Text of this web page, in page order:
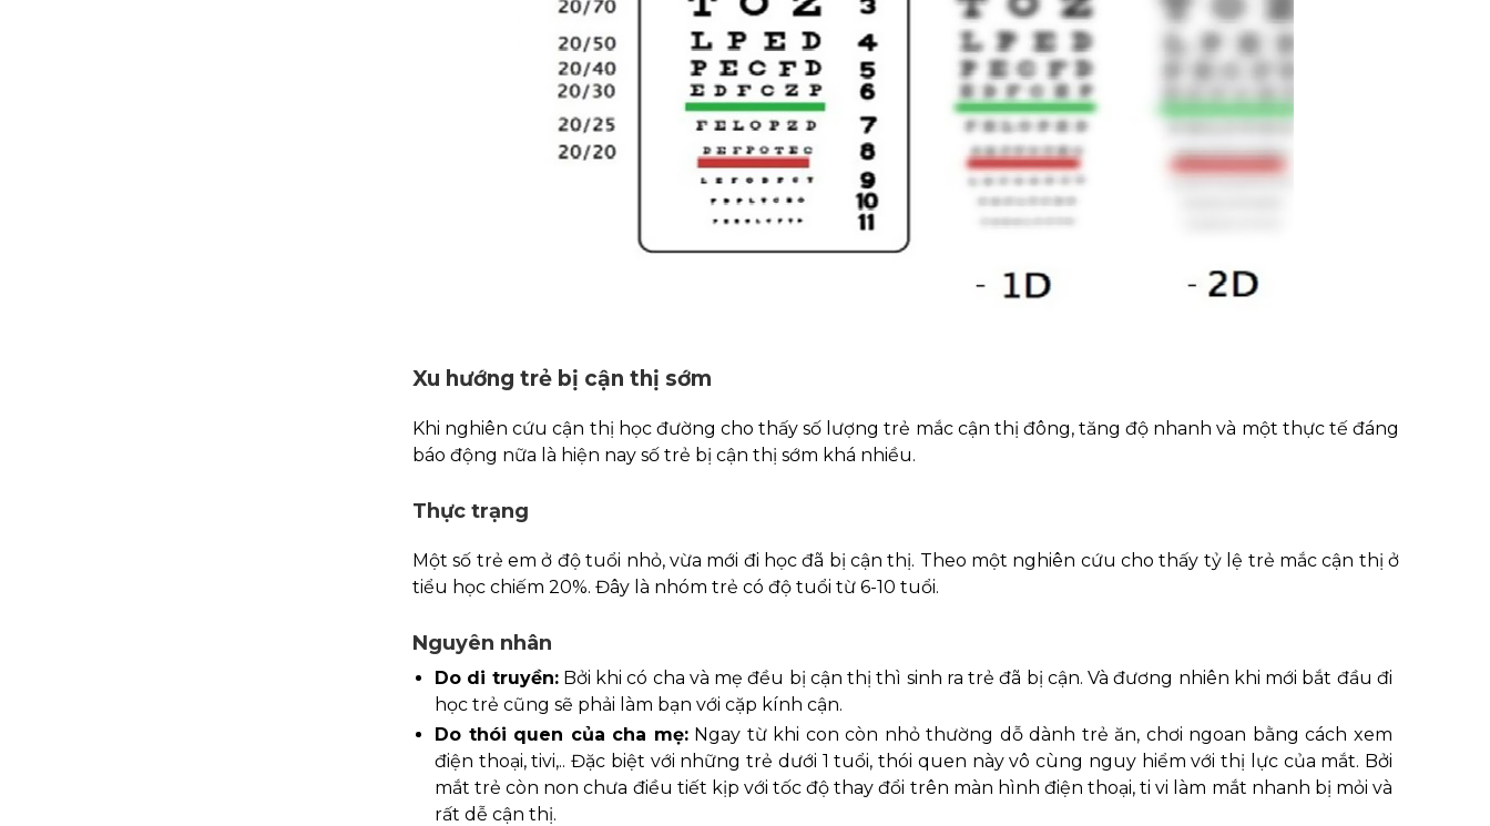
Xu hướng trẻ bị cận thị sớm
Khi nghiên cứu cận thị học đường cho thấy số lượng trẻ mắc cận thị đông, tăng độ nhanh và một thực tế đáng
báo động nữa là hiện nay số trẻ bị cận thị sớm khá nhiều.
Thực trạng
Một số trẻ em ở độ tuổi nhỏ, vừa mới đi học đã bị cận thị. Theo một nghiên cứu cho thấy tỷ lệ trẻ mắc cận thị ở
tiểu học chiếm 20%. Đây là nhóm trẻ có độ tuổi từ 6-10 tuổi.
Nguyên nhân
Do di truyền:Bởi khi có cha và mẹ đều bị cận thị thì sinh ra trẻ đã bị cận. Và đương nhiên khi mới bắt đầu đi
học trẻ cũng sẽ phải làm bạn với cặp kính cận.
Do thói quen của cha mẹ:Ngay từ khi con còn nhỏ thường dỗ dành trẻ ăn, chơi ngoan bằng cách xem
điện thoại, tivi,.. Đặc biệt với những trẻ dưới 1 tuổi, thói quen này vô cùng nguy hiểm với thị lực của mắt. Bởi
mắt trẻ còn non chưa điều tiết kịp với tốc độ thay đổi trên màn hình điện thoại, ti vi làm mắt nhanh bị mỏi và
rất dễ cận thị.